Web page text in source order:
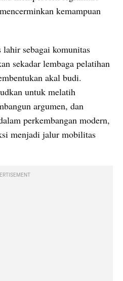
kemampuan
lahir sebagai komunitas
sekadar lembaga pelatihan
akal budi.
untuk melatih
argumen, dan
perkembangan modern,
menjadi jalur mobilitas